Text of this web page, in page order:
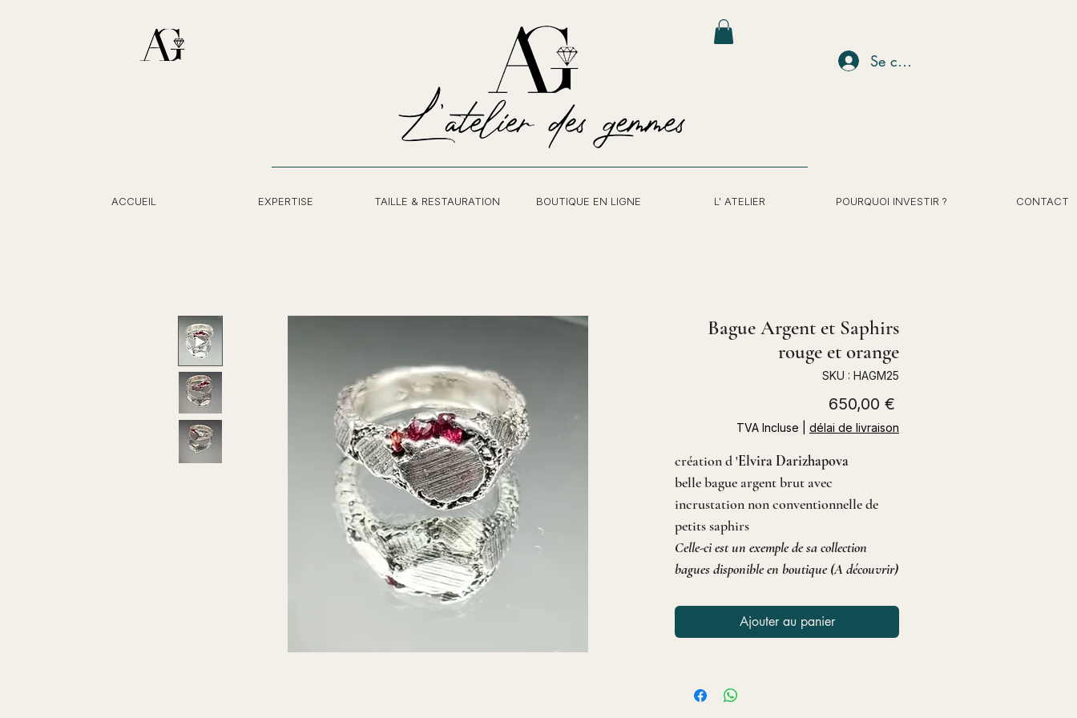
Se connecter
ACCUEIL EXPERTISE TAILLE & RESTAURATION BOUTIQUE EN LIGNE L' ATELIER POURQUOI INVESTIR ? CONTACT
Bague Argent et Saphirs
rouge et orange
SKU : HAGM25
650,00 €
TVA Incluse délai de livraison
création d 'Elvira Darizhapova
belle bague argent brut avec
incrustation non conventionnelle de
petits saphirs
Celle-ci est un exemple de sa collection
bagues disponible en boutique (A découvrir)
Ajouter au panier